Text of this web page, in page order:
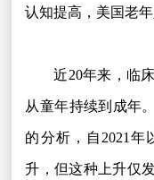
认知提高，美国老
近20年来，临
从童年持续到成年
的分析，自2021年
升，但这种上升仅